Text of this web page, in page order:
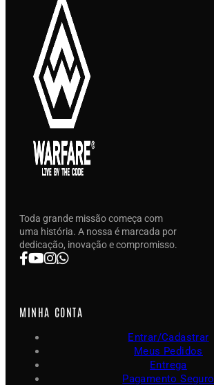
Toda grande missão começa com
uma história. A nossa é marcada por
dedicação, inovação e compromisso.
MINHA CONTA
Entrar/Cadastrar
Meus Pedidos
Entrega
Pagamento Seguro